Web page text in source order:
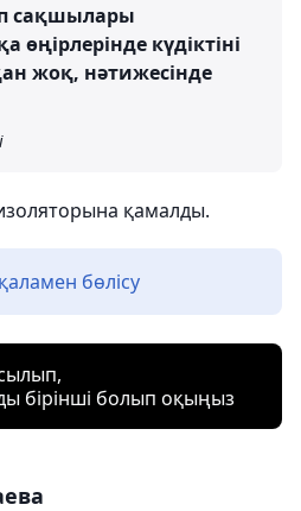
сақшылары
өңірлерінде күдіктіні
жоқ, нәтижесінде
қамалды.
бөлісу
бірінші болып оқыңыз